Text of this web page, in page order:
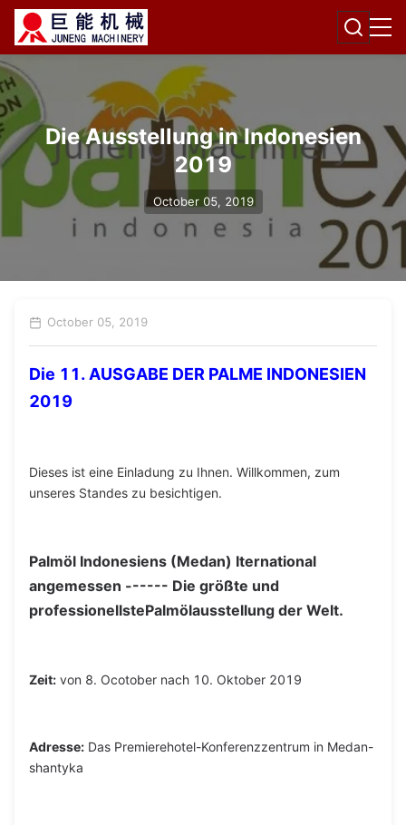
Die Ausstellung in Indonesien
2019
October 05, 2019
October 05, 2019
Die 11. AUSGABE DER PALME INDONESIEN
2019
Dieses ist eine Einladung zu Ihnen. Willkommen, zum
unseres Standes zu besichtigen.
Palmöl Indonesiens (Medan) Iternational
angemessen ------ Die größte und
professionellstePalmölausstellung der Welt.
Zeit: von 8. Ocotober nach 10. Oktober 2019
Adresse: Das Premierehotel-Konferenzzentrum in Medan-
shantyka